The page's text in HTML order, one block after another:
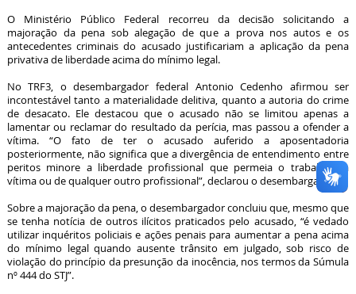
O Ministério Público Federal recorreu da decisão solicitando a
majoração da pena sob alegação de que a prova nos autos e os
antecedentes criminais do acusado justificariam a aplicação da pena
privativa de liberdade acima do mínimo legal.
No TRF3, o desembargador federal Antonio Cedenho afirmou ser
incontestável tanto a materialidade delitiva, quanto a autoria do crime
de desacato. Ele destacou que o acusado não se limitou apenas a
lamentar ou reclamar do resultado da perícia, mas passou a ofender a
vítima. “O fato de ter o acusado auferido a aposentadoria
posteriormente, não significa que a divergência de entendimento entre
peritos minore a liberdade profissional que permeia o trabalho da
vítima ou de qualquer outro profissional”, declarou o desembargador.
Sobre a majoração da pena, o desembargador concluiu que, mesmo que
se tenha notícia de outros ilícitos praticados pelo acusado, “é vedado
utilizar inquéritos policiais e ações penais para aumentar a pena acima
do mínimo legal quando ausente trânsito em julgado, sob risco de
violação do princípio da presunção da inocência, nos termos da Súmula
nº 444 do STJ”.